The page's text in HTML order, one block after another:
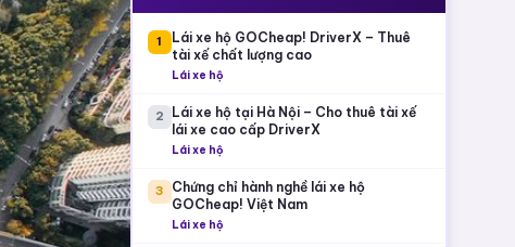
1
Lái xe hộ GOCheap! DriverX – Thuê
tài xế chất lượng cao
Lái xe hộ
2 Lái xe hộ tại Hà Nội – Cho thuê tài xế
lái xe cao cấp DriverX
Lái xe hộ
3 Chứng chỉ hành nghề lái xe hộ
GOCheap! Việt Nam
Lái xe hộ